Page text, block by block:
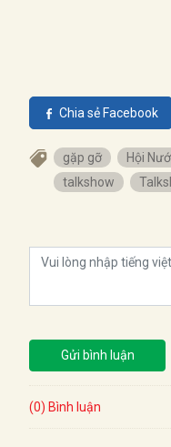
Chia sẻ Facebook
gặp gỡ Hội
talkshow
Gửi bình luận
(0) Bình luận